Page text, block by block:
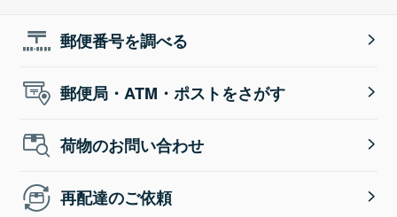
郵便番号を調べる
郵便局・ATM・ポストをさがす
荷物のお問い合わせ
再配達のご依頼